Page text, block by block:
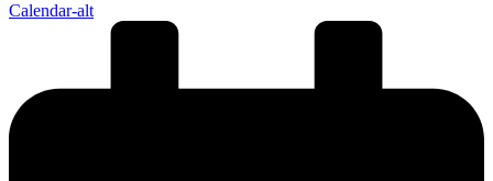
Calendar-alt